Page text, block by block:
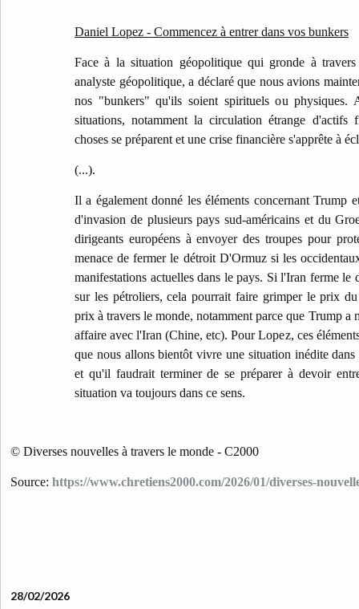
Daniel Lopez - Commencez à entrer dans vos bunkers
Face à la situation géopolitique qui gronde à
analyste géopolitique, a déclaré que nous avions
nos "bunkers" qu'ils soient spirituels ou physiques.
situations, notamment la circulation étrange d'actifs
choses se préparent et une crise financière s'apprête à
(...).
Il a également donné les éléments concernant Trump
d'invasion de plusieurs pays sud-américains et du
dirigeants européens à envoyer des troupes pour
menace de fermer le détroit D'Ormuz si les
manifestations actuelles dans le pays. Si l'Iran ferme le
sur les pétroliers, cela pourrait faire grimper le prix
prix à travers le monde, notamment parce que Trump a
affaire avec l'Iran (Chine, etc). Pour Lopez, ces
que nous allons bientôt vivre une situation inédite
et qu'il faudrait terminer de se préparer à devoir
situation va toujours dans ce sens.
© Diverses nouvelles à travers le monde - C2000
Source: https://www.chretiens2000.com/2026/01/diverses-
28/02/2026